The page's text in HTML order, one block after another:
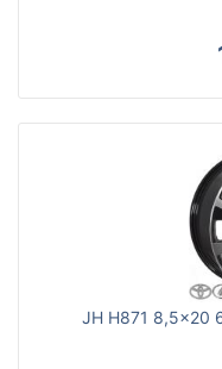
JH H871 8,5x20